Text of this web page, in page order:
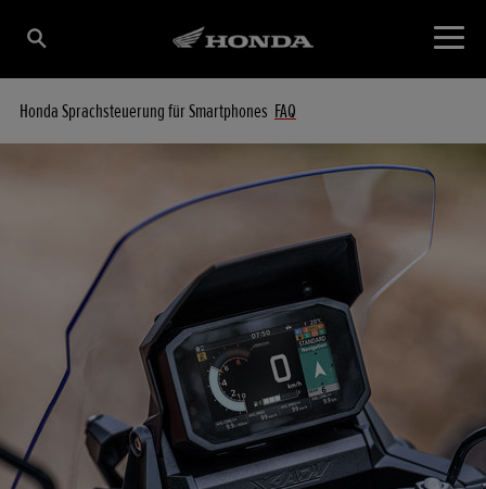
Honda Sprachsteuerung für Smartphones FAQ